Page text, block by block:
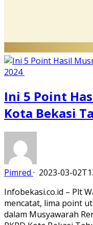
Ini 5 Point
Kota Bekasi
Pimred · 2023-03-
Infobekasi.co.id – Plt
mencatat, lima point
dalam Musyawarah